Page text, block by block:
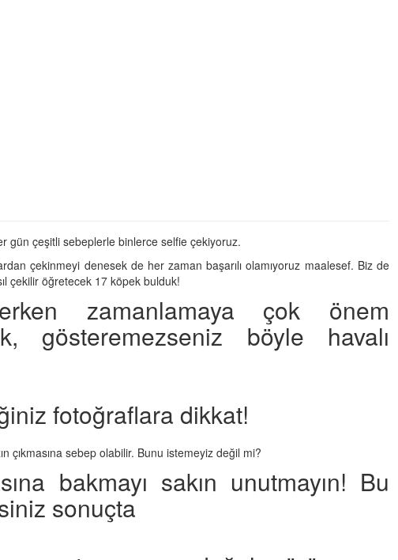
gün çeşitli sebeplerle binlerce selfie çekiyoruz.
çekinmeyi denesek de her zaman başarılı olamıyoruz maalesef. Biz de
çekilir öğretecek 17 köpek bulduk!
zamanlamaya çok önem
gösteremezseniz böyle havalı
fotoğraflara dikkat!
çıkmasına sebep olabilir. Bunu istemeyiz değil mi?
bakmayı sakın unutmayın! Bu
sonuçta
İnsanlara
Parazitler: Kapsamlı
“Çoban
Sürülerdeki
Köpekler ve
Meydanlarının
Köpeklerde Kulak ve Göz
Temizliği: Adım Adım Rehber
Köpeğinizle Spor Yapmanın
11.10.2025
Ev Yapımı Köpek Mamaları:
Sağlıklı Tarifler ve Bilmeniz